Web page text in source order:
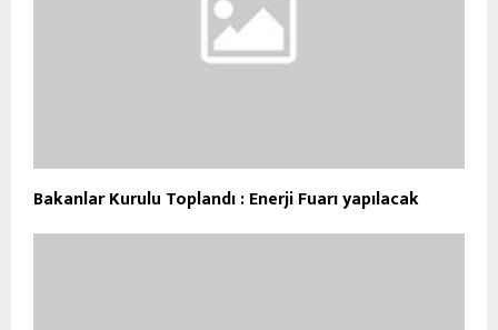
Bakanlar Kurulu Toplandı : Enerji Fuarı yapılacak